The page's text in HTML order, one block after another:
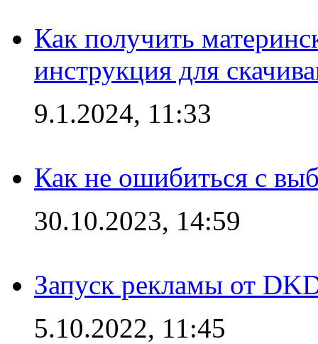
Как получить
инструкция для
9.1.2024, 11:33
Как не ошибиться с
30.10.2023, 14:59
Запуск рекламы от
5.10.2022, 11:45